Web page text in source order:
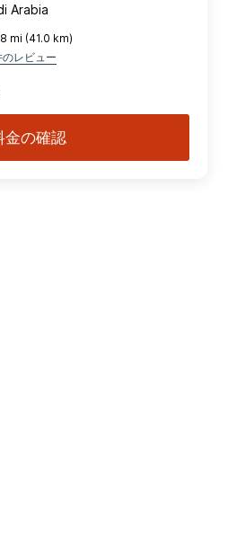
Arabia
mi (41.0 km)
レビュー
金の確認